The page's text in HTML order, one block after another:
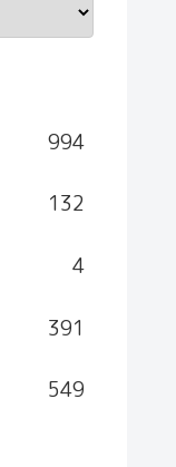
994
132
4
391
549